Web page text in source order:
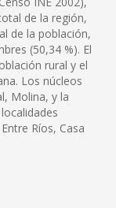
de la región,
de la población,
(50,34 %). El
rural y el
Los núcleos
Molina, y la
Ríos, Casa